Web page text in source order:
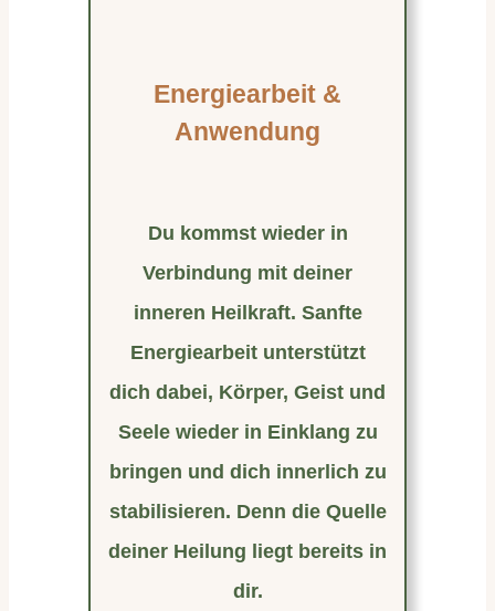
Energiearbeit &
Anwendung
Du kommst wieder in
Verbindung mit deiner
inneren Heilkraft. Sanfte
Energiearbeit unterstützt
dich dabei, Körper, Geist und
Seele wieder in Einklang zu
bringen und dich innerlich zu
stabilisieren. Denn die Quelle
deiner Heilung liegt bereits in
dir.